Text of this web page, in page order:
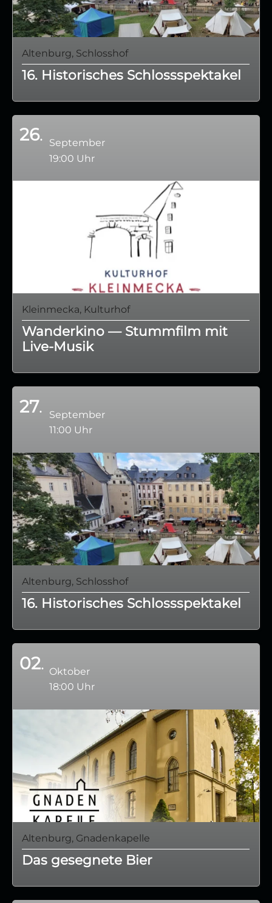
Altenburg, Schlosshof
16. Historisches Schlossspektakel
26
September
19:00 Uhr
Kleinmecka, Kulturhof
Wanderkino — Stummfilm mit
Live‑Musik
27
September
11:00 Uhr
Altenburg, Schlosshof
16. Historisches Schlossspektakel
02
Oktober
18:00 Uhr
Altenburg, Gnadenkapelle
Das gesegnete Bier